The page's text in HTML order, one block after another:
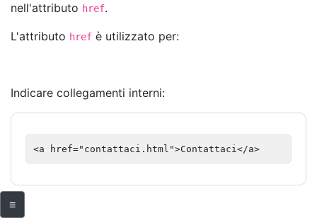
≡
nell'attributo href.
L'attributo href è utilizzato per:
Indicare collegamenti interni:
<a href="contattaci.html">Contattaci</a>